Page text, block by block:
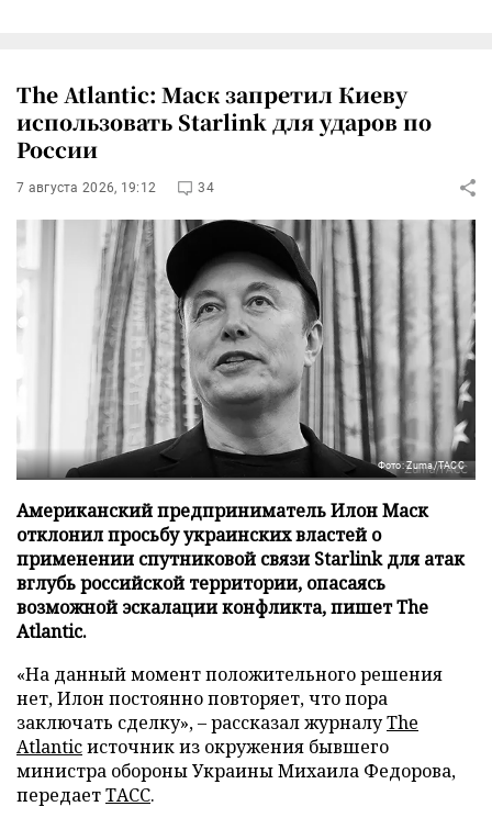
The Atlantic: Маск запретил Киеву
использовать Starlink для ударов по
России
7 августа 2026, 19:12 34
Фото: Zuma/ТАСС
Американский предприниматель Илон Маск
отклонил просьбу украинских властей о
применении спутниковой связи Starlink для атак
вглубь российской территории, опасаясь
возможной эскалации конфликта, пишет The
Atlantic.
«На данный момент положительного решения
нет, Илон постоянно повторяет, что пора
заключать сделку», – рассказал журналуThe
Atlanticисточник из окружения бывшего
министра обороны Украины Михаила Федорова,
передаетТАСС.